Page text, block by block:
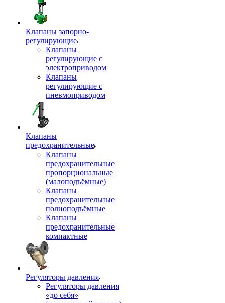
Клапаны запорно-
регулирующие
Клапаны
регулирующие с
электроприводом
Клапаны
регулирующие с
пневмоприводом
Клапаны
предохранительные
Клапаны
предохранительные
пропорциональные
(малоподъёмные)
Клапаны
предохранительные
полноподъёмные
Клапаны
предохранительные
компактные
Регуляторы давления
Регуляторы давления
«до себя»